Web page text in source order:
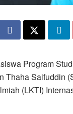
Program
Thaha Saifuddin
(LKTI)